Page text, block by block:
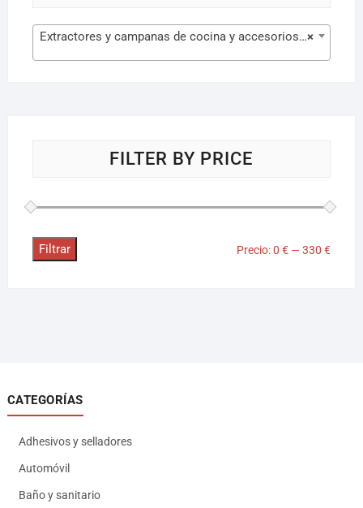
×
Extractores y campanas de cocina y accesorios (26)
FILTER BY PRICE
Filtrar Precio:0 € —330 €
CATEGORÍAS
Adhesivos y selladores
Automóvil
Baño y sanitario